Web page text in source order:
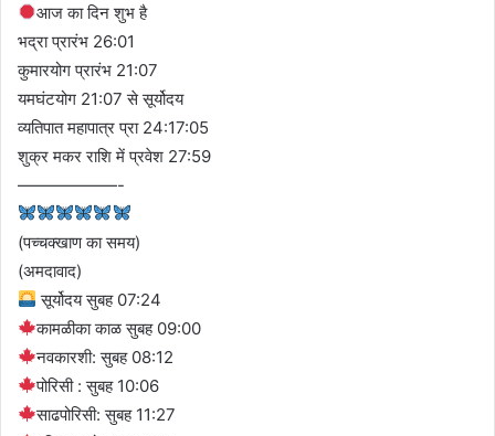
आज का दिन शुभ है
भद्रा प्रारंभ 26:01
कुमारयोग प्रारंभ 21:07
यमघंटयोग 21:07 से सूर्योदय
व्यतिपात महापात्र प्रा 24:17:05
शुक्र मकर राशि में प्रवेश 27:59
——————-
(पच्चक्खाण का समय)
(अमदावाद)
सूर्योदय सुबह 07:24
कामळीका काळ सुबह 09:00
नवकारशी: सुबह 08:12
पोरिसी : सुबह 10:06
साढपोरिसी: सुबह 11:27